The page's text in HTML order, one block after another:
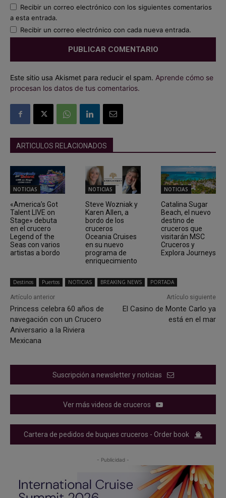
Recibir un correo electrónico con los siguientes comentarios
a esta entrada.
Recibir un correo electrónico con cada nueva entrada.
Este sitio usa Akismet para reducir el spam. Aprende cómo se
procesan los datos de tus comentarios.
ARTICULOS RELACIONADOS
NOTICIAS
«America’s Got
Talent LIVE on
Stage» debuta
en el crucero
Legend of the
Seas con varios
artistas a bordo
NOTICIAS
Steve Wozniak y
Karen Allen, a
bordo de los
cruceros
Oceania Cruises
en su nuevo
programa de
enriquecimiento
NOTICIAS
Catalina Sugar
Beach, el nuevo
destino de
cruceros que
visitarán MSC
Cruceros y
Explora Journeys
Destinos Puertos NOTICIAS BREAKING NEWS PORTADA
Artículo anterior
Princess celebra 60 años de
navegación con un Crucero
Aniversario a la Riviera
Mexicana
Artículo siguiente
El Casino de Monte Carlo ya
está en el mar
Suscripción a newsletter y noticias
Ver más videos de cruceros
Cartera de pedidos de buques cruceros - Order book
- Publicidad -